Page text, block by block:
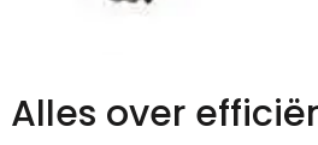
Alles over